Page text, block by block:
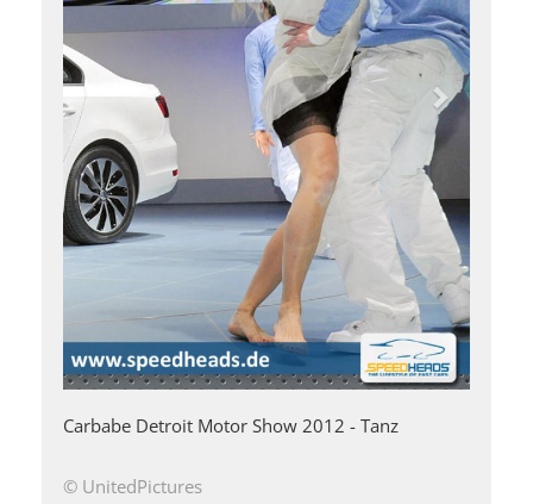
Carbabe Detroit Motor Show 2012 - Tanz
© UnitedPictures